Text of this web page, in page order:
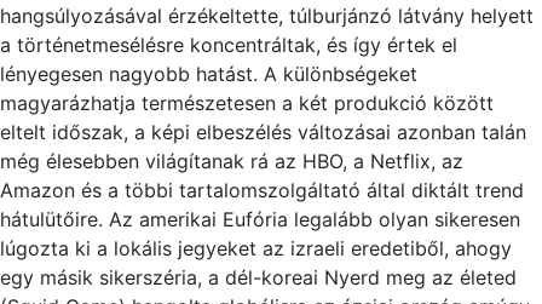
hangsúlyozásával érzékeltette, túlburjánzó látvány helyett
a történetmesélésre koncentráltak, és így értek el
lényegesen nagyobb hatást. A különbségeket
magyarázhatja természetesen a két produkció között
eltelt időszak, a képi elbeszélés változásai azonban talán
még élesebben világítanak rá az HBO, a Netflix, az
Amazon és a többi tartalomszolgáltató által diktált trend
hátulütőire. Az amerikai Eufória legalább olyan sikeresen
lúgozta ki a lokális jegyeket az izraeli eredetiből, ahogy
egy másik sikerszéria, a dél-koreai Nyerd meg az életed